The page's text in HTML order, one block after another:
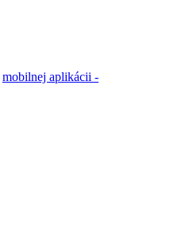
mobilnej aplikácii -